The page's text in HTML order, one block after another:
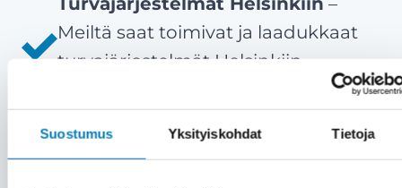
Suostumus Yksityiskohdat Tietoja
Meiltä saat toimivat ja laadukkaat
turvajärjestelmät Helsinkiin
kaikki kaikessa– Meille asiakas on